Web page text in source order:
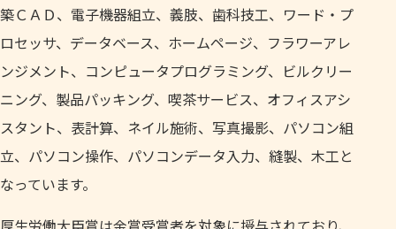
築ＣＡＤ、電子機器組立、義肢、歯科技工、ワード・プ
ロセッサ、データベース、ホームページ、フラワーアレ
ンジメント、コンピュータプログラミング、ビルクリー
ニング、製品パッキング、喫茶サービス、オフィスアシ
スタント、表計算、ネイル施術、写真撮影、パソコン組
立、パソコン操作、パソコンデータ入力、縫製、木工と
なっています。